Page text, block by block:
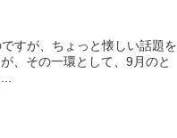
すが、ちょっと懐しい話題を
、その一環として、9月のと